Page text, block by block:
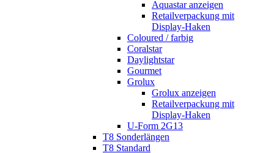
Aquastar anzeigen
Retailverpackung mit
Display-Haken
Coloured / farbig
Coralstar
Daylightstar
Gourmet
Grolux
Grolux anzeigen
Retailverpackung mit
Display-Haken
U-Form 2G13
T8 Sonderlängen
T8 Standard